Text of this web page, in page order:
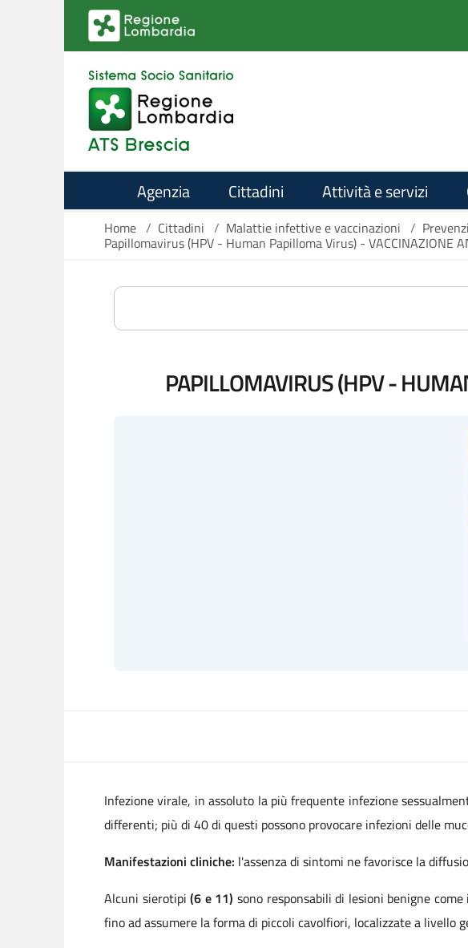
Salta al contenuto principale
Agenzia Cittadini Attività e servizi
Home / Cittadini / Malattie infettive e vaccinazioni /
Papillomavirus (HPV - Human Papilloma Virus) - VACCINAZIONE
PAPILLOMAVIRUS (HPV -
Infezione virale, in assoluto la più frequente infezione
differenti; più di 40 di questi possono provocare infezioni delle
Manifestazioni cliniche: l'assenza di sintomi ne favorisce la
Alcuni sierotipi(6 e 11) sono responsabili di lesioni benigne
fino ad assumere la forma di piccoli cavolfiori, localizzate a livello